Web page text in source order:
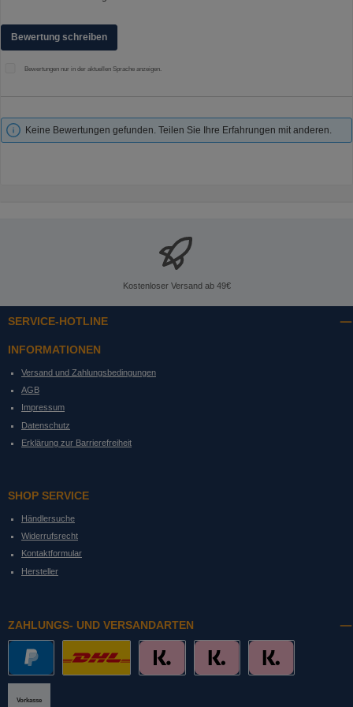
Bewertung schreiben
Bewertungen nur in der aktuellen Sprache anzeigen.
Keine Bewertungen gefunden. Teilen Sie Ihre Erfahrungen mit anderen.
Kostenloser Versand ab 49€
SERVICE-HOTLINE
INFORMATIONEN
Versand und Zahlungsbedingungen
AGB
Impressum
Datenschutz
Erklärung zur Barrierefreiheit
SHOP SERVICE
Händlersuche
Widerrufsrecht
Kontaktformular
Hersteller
ZAHLUNGS- UND VERSANDARTEN
Vorkasse